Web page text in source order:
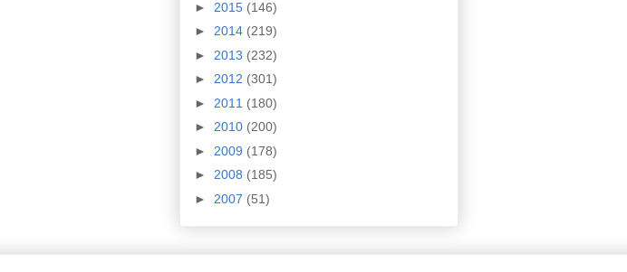
► 2015 (146)
► 2014 (219)
► 2013 (232)
► 2012 (301)
► 2011 (180)
► 2010 (200)
► 2009 (178)
► 2008 (185)
► 2007 (51)